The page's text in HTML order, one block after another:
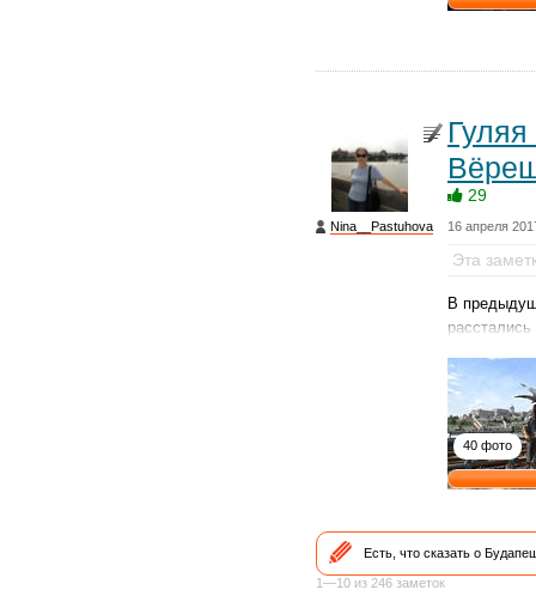
Nina__Pastuhova
29
16 апреля
Эта
В
40 фото
Есть, что сказать о
1—10 из 246 заметок